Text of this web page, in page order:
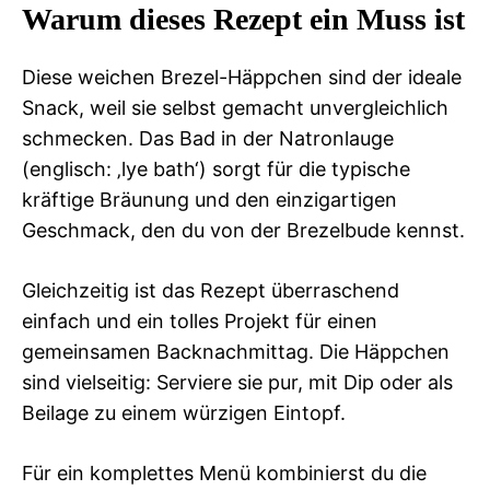
Warum dieses Rezept ein Muss ist
Diese weichen Brezel-Häppchen sind der ideale
Snack, weil sie selbst gemacht unvergleichlich
schmecken. Das Bad in der Natronlauge
(englisch: ‚lye bath‘) sorgt für die typische
kräftige Bräunung und den einzigartigen
Geschmack, den du von der Brezelbude kennst.
Gleichzeitig ist das Rezept überraschend
einfach und ein tolles Projekt für einen
gemeinsamen Backnachmittag. Die Häppchen
sind vielseitig: Serviere sie pur, mit Dip oder als
Beilage zu einem würzigen Eintopf.
Für ein komplettes Menü kombinierst du die